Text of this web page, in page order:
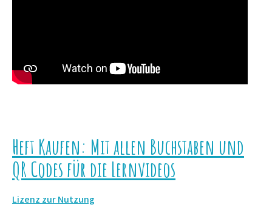
Heft Kaufen: Mit allen Buchstaben und
QR Codes für die Lernvideos
Lizenz zur Nutzung